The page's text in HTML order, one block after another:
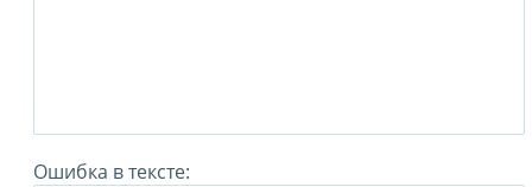
Ошибка в тексте: